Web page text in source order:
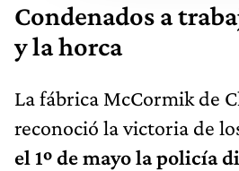
Condenados a
y la horca
La fábrica McCormik de
reconoció la victoria de
el 1º de mayo la policía